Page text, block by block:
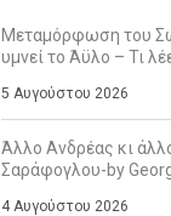
Μεταμόρφωση του
υμνεί το Άϋλο – Τι
5 Αυγούστου 2026
Άλλο Ανδρέας κι
Σαράφογλου-by
4 Αυγούστου 2026